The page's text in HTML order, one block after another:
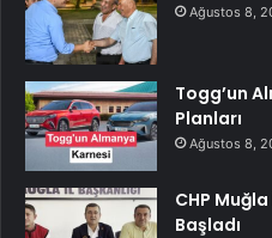
Ağustos 8,
Togg’un
Planları
Ağustos 8,
CHP
Başladı